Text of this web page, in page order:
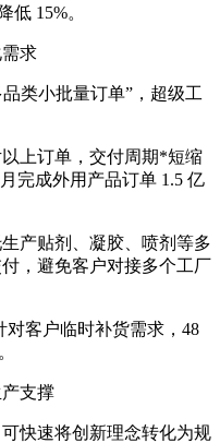
低 15%。
求
类小批量订单”，超级工
上订单，交付周期*短缩
完成外用产品订单 1.5 亿
产贴剂、凝胶、喷剂等多
，避免客户对接多个工厂
对客户临时补货需求，48
支撑
快速将创新理念转化为规